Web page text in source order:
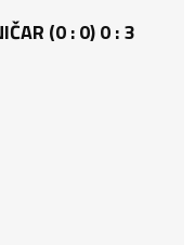
(0 : 0) 0 : 3